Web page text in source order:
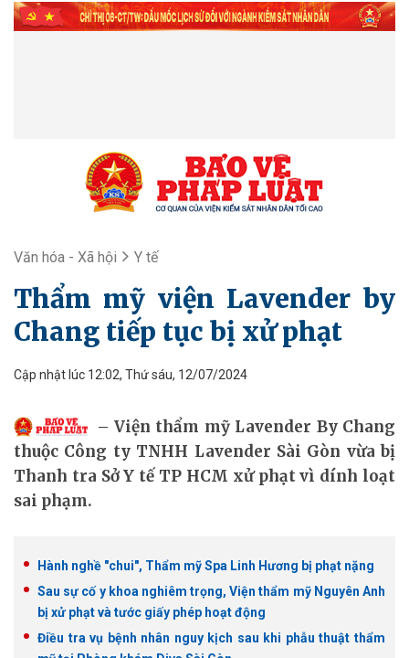
Văn hóa - Xã hội Y tế
Thẩm mỹ viện Lavender by
Chang tiếp tục bị xử phạt
Cập nhật lúc 12:02, Thứ sáu, 12/07/2024
Viện thẩm mỹ Lavender By Chang
thuộc Công ty TNHH Lavender Sài Gòn vừa bị
Thanh tra Sở Y tế TP HCM xử phạt vì dính loạt
sai phạm.
Hành nghề "chui", Thẩm mỹ Spa Linh Hương bị phạt nặng
Sau sự cố y khoa nghiêm trọng, Viện thẩm mỹ Nguyên Anh
bị xử phạt và tước giấy phép hoạt động
Điều tra vụ bệnh nhân nguy kịch sau khi phẫu thuật thẩm